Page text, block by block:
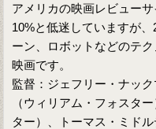
アメリカの映画レビューサ
10%と低迷していますが
ーン、ロボットなどのテ
映画です。
監督：ジェフリー・ナッ
（ウィリアム・フォスタ
ター）、トーマス・ミド